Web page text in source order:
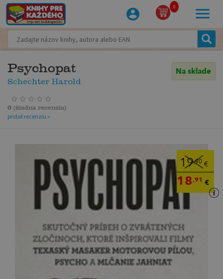
0
Psychopat
Schechter Harold
Na sklade
0 (žiadna recenzia)
pridať recenziu »
19,90 €
18,91 €